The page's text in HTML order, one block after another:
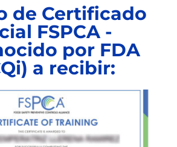
de Certificado
FSPCA -
por FDA
a recibir: